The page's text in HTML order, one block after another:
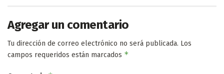
Agregar un comentario
Tu dirección de correo electrónico no será publicada. Los
campos requeridos están marcados *